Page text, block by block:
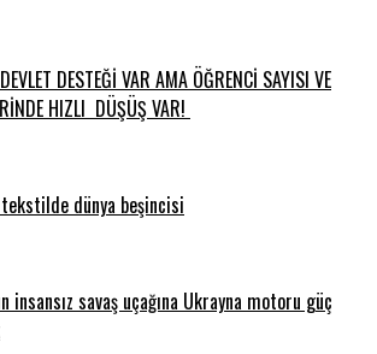
DESTEĞİ VAR AMA ÖĞRENCİ SAYISI VE
HIZLI DÜŞÜŞ VAR!
dünya beşincisi
insansız savaş uçağına Ukrayna motoru güç